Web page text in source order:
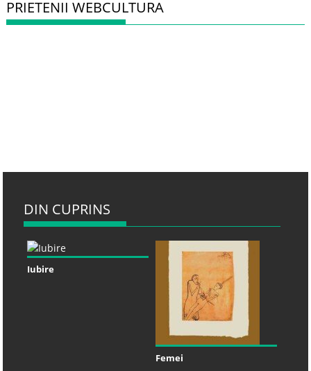
PRIETENII WEBCULTURA
DIN CUPRINS
Iubire
Femei